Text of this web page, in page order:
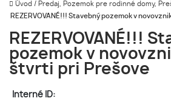
Úvod / Predaj, Pozemok pre rodinné domy,
REZERVOVANÉ!!! Stavebný pozemok v
REZERVOVANÉ!!!
pozemok v
štvrti pri Prešove
Interné ID: